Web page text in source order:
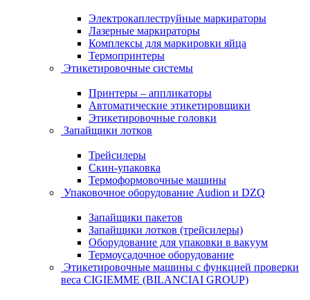
Электрокаплеструйные маркираторы
Лазерные маркираторы
Комплексы для маркировки яйца
Термопринтеры
Этикетировочные системы
Принтеры – аппликаторы
Автоматические этикетировщики
Этикетировочные головки
Запайщики лотков
Трейсилеры
Скин-упаковка
Термоформовочные машины
Упаковочное оборудование Audion и DZQ
Запайщики пакетов
Запайщики лотков (трейсилеры)
Оборудование для упаковки в вакуум
Термоусадочное оборудование
Этикетировочные машины с функцией проверки
веса CIGIEMME (BILANCIAI GROUP)